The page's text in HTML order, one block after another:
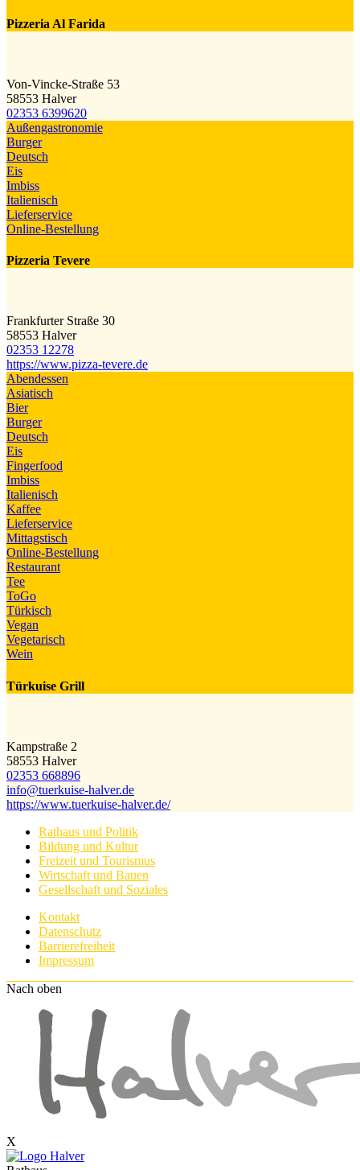
Pizzeria Al Farida
Von-Vincke-Straße 53
58553 Halver
02353 6399620
Außengastronomie
Burger
Deutsch
Eis
Imbiss
Italienisch
Lieferservice
Online-Bestellung
Pizzeria Tevere
Frankfurter Straße 30
58553 Halver
02353 12278
https://www.pizza-tevere.de
Abendessen
Asiatisch
Bier
Burger
Deutsch
Eis
Fingerfood
Imbiss
Italienisch
Kaffee
Lieferservice
Mittagstisch
Online-Bestellung
Restaurant
Tee
ToGo
Türkisch
Vegan
Vegetarisch
Wein
Türkuise Grill
Kampstraße 2
58553 Halver
02353 668896
info@​tuerkuise-halver.de
https://www.tuerkuise-halver.de/
Rathaus und Politik
Bildung und Kultur
Freizeit und Tourismus
Wirtschaft und Bauen
Gesellschaft und Soziales
Kontakt
Datenschutz
Barrierefreiheit
Impressum
Nach oben
X